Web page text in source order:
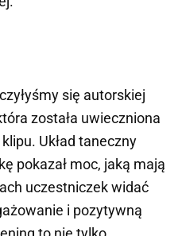
się autorskiej
została uwieczniona
Układ taneczny
pokazał moc, jaką mają
uczestniczek widać
i pozytywną